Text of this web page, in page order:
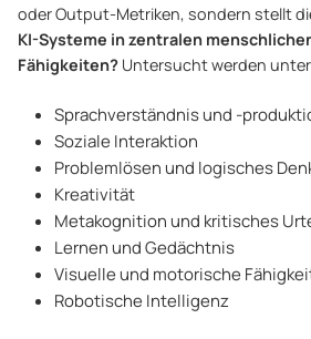
oder Output-Metriken, sondern stellt
KI-Systeme in zentralen
Fähigkeiten? Untersucht werden
Sprachverständnis und -
Soziale Interaktion
Problemlösen und logisches
Kreativität
Metakognition und kritisches
Lernen und Gedächtnis
Visuelle und motorische
Robotische Intelligenz